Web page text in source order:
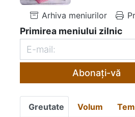
Arhiva meniurilor
Primirea meniului zilnic
Abonați-vă
Greutate Volum